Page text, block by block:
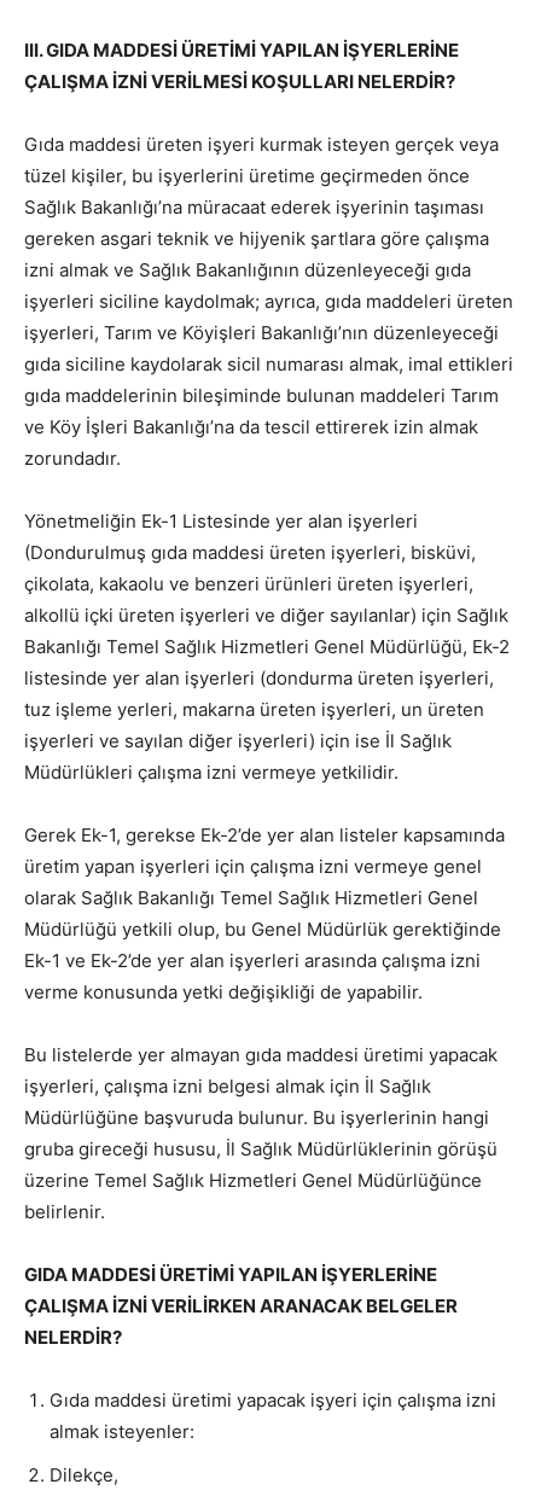
III. GIDA MADDESİ ÜRETİMİ YAPILAN İŞYERLERİNE
ÇALIŞMA İZNİ VERİLMESİ KOŞULLARI NELERDİR?
Gıda maddesi üreten işyeri kurmak isteyen gerçek veya
tüzel kişiler, bu işyerlerini üretime geçirmeden önce
Sağlık Bakanlığı’na müracaat ederek işyerinin taşıması
gereken asgari teknik ve hijyenik şartlara göre çalışma
izni almak ve Sağlık Bakanlığının düzenleyeceği gıda
işyerleri siciline kaydolmak; ayrıca, gıda maddeleri üreten
işyerleri, Tarım ve Köyişleri Bakanlığı’nın düzenleyeceği
gıda siciline kaydolarak sicil numarası almak, imal ettikleri
gıda maddelerinin bileşiminde bulunan maddeleri Tarım
ve Köy İşleri Bakanlığı’na da tescil ettirerek izin almak
zorundadır.
Yönetmeliğin Ek-1 Listesinde yer alan işyerleri
(Dondurulmuş gıda maddesi üreten işyerleri, bisküvi,
çikolata, kakaolu ve benzeri ürünleri üreten işyerleri,
alkollü içki üreten işyerleri ve diğer sayılanlar) için Sağlık
Bakanlığı Temel Sağlık Hizmetleri Genel Müdürlüğü, Ek-2
listesinde yer alan işyerleri (dondurma üreten işyerleri,
tuz işleme yerleri, makarna üreten işyerleri, un üreten
işyerleri ve sayılan diğer işyerleri) için ise İl Sağlık
Müdürlükleri çalışma izni vermeye yetkilidir.
Gerek Ek-1, gerekse Ek-2’de yer alan listeler kapsamında
üretim yapan işyerleri için çalışma izni vermeye genel
olarak Sağlık Bakanlığı Temel Sağlık Hizmetleri Genel
Müdürlüğü yetkili olup, bu Genel Müdürlük gerektiğinde
Ek-1 ve Ek-2’de yer alan işyerleri arasında çalışma izni
verme konusunda yetki değişikliği de yapabilir.
Bu listelerde yer almayan gıda maddesi üretimi yapacak
işyerleri, çalışma izni belgesi almak için İl Sağlık
Müdürlüğüne başvuruda bulunur. Bu işyerlerinin hangi
gruba gireceği hususu, İl Sağlık Müdürlüklerinin görüşü
üzerine Temel Sağlık Hizmetleri Genel Müdürlüğünce
belirlenir.
GIDA MADDESİ ÜRETİMİ YAPILAN İŞYERLERİNE
ÇALIŞMA İZNİ VERİLİRKEN ARANACAK BELGELER
NELERDİR?
Gıda maddesi üretimi yapacak işyeri için çalışma izni
almak isteyenler:
Dilekçe,